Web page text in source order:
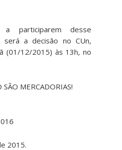
a participarem desse
a decisão no CUn,
(01/12/2015) às 13h, no
SÃO MERCADORIAS!
2015.